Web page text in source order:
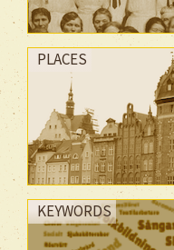
PLACES
KEYWORDS